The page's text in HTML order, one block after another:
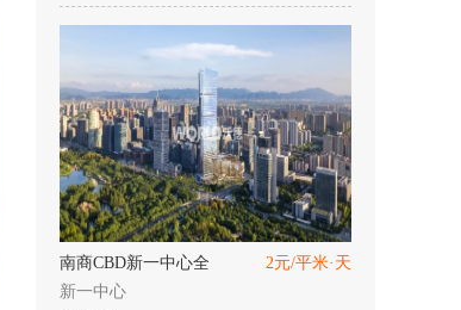
南商CBD新一中心全
2元/平米·天
新一中心